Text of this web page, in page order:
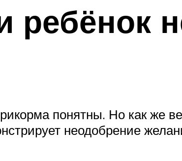
ребёнок
понятны. Но как же
неодобрение